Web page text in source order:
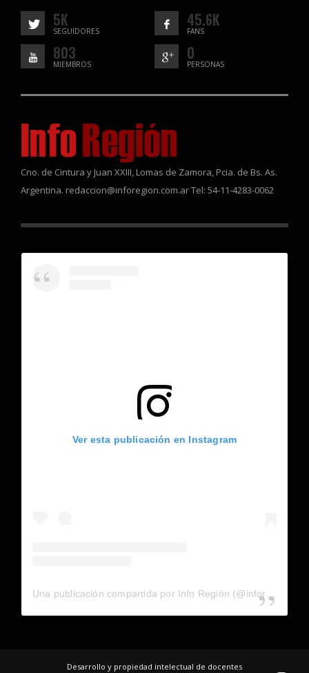
5K
SEGUIDORES
45.6K
FANS
803
MIEMBROS
0
PERSONAS
Cno. de Cintura y Juan XXIII, Lomas de Zamora, Pcia. de Bs. As.
Argentina. redaccion@inforegion.com.ar Tel: 54-11-4283-0062
Ver esta publicación en Instagram
Desarrollo y propiedad intelectual de docentes